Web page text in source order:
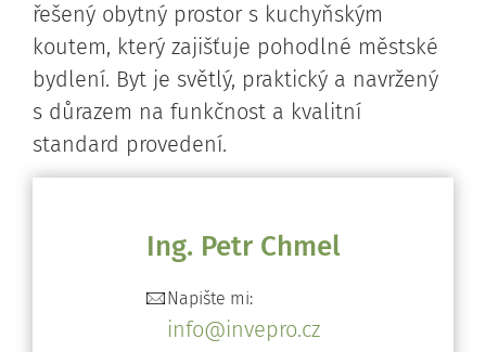
řešený obytný prostor s kuchyňským
koutem, který zajišťuje pohodlné městské
bydlení. Byt je světlý, praktický a navržený
s důrazem na funkčnost a kvalitní
standard provedení.
Ing. Petr Chmel
Napište mi:
info@invepro.cz